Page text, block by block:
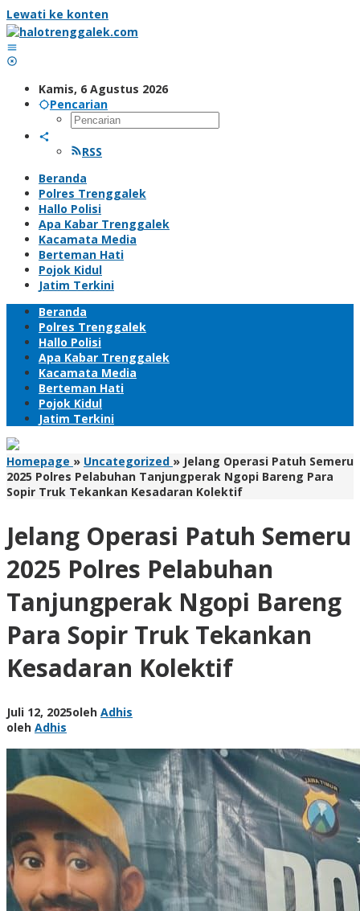
Lewati ke konten
Kamis, 6 Agustus 2026
Pencarian
RSS
Beranda
Polres Trenggalek
Hallo Polisi
Apa Kabar Trenggalek
Kacamata Media
Berteman Hati
Pojok Kidul
Jatim Terkini
Beranda
Polres Trenggalek
Hallo Polisi
Apa Kabar Trenggalek
Kacamata Media
Berteman Hati
Pojok Kidul
Jatim Terkini
Homepage » Uncategorized » Jelang Operasi Patuh Semeru
2025 Polres Pelabuhan Tanjungperak Ngopi Bareng Para
Sopir Truk Tekankan Kesadaran Kolektif
Jelang Operasi Patuh Semeru
2025 Polres Pelabuhan
Tanjungperak Ngopi Bareng
Para Sopir Truk Tekankan
Kesadaran Kolektif
Juli 12, 2025oleh Adhis
oleh Adhis